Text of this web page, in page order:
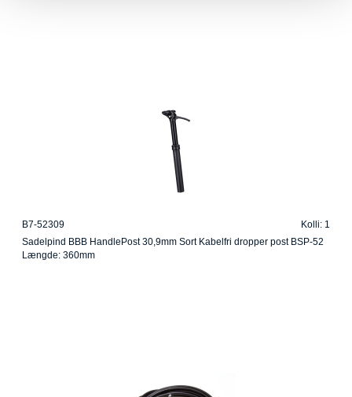
B7-52309
Kolli: 1
Sadelpind BBB HandlePost 30,9mm Sort Kabelfri dropper post BSP-52
Længde: 360mm